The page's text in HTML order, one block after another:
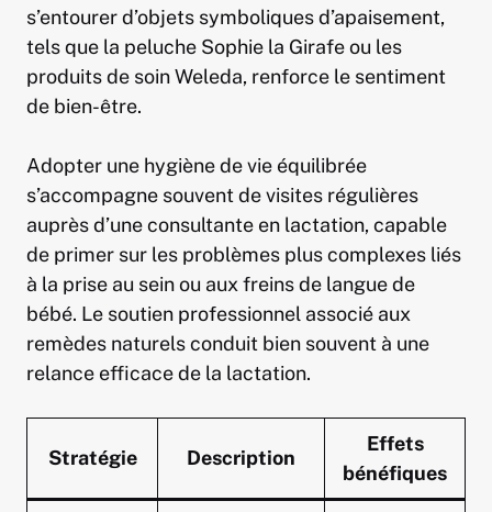
s’entourer d’objets symboliques d’apaisement,
tels que la peluche Sophie la Girafe ou les
produits de soin Weleda, renforce le sentiment
de bien-être.
Adopter une hygiène de vie équilibrée
s’accompagne souvent de visites régulières
auprès d’une consultante en lactation, capable
de primer sur les problèmes plus complexes liés
à la prise au sein ou aux freins de langue de
bébé. Le soutien professionnel associé aux
remèdes naturels conduit bien souvent à une
relance efficace de la lactation.
Stratégie Description
Effets
bénéfiques